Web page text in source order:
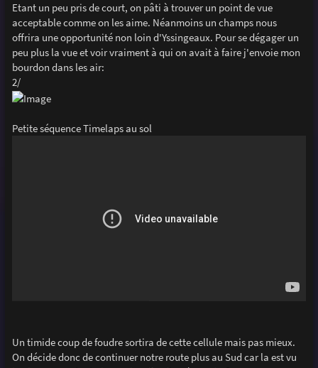
Etant un peu pris de court, on pâti à trouver un point de vue
acceptable comme on les aime. Néanmoins un champs nous
offrira une opportunité non loin d'Yssingeaux. Pour se dégager un
peu plus la vue et voir vraiment à qui on avait à faire j'envoie mon
bourdon dans les air:
2/
Petite séquence Timelaps au sol
Un timide coup de foudre sortira de cette cellule mais pas mieux.
On décide donc de continuer notre route plus au Sud car la est vu